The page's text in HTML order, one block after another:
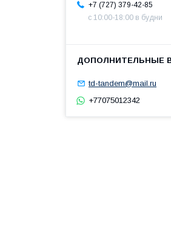
+7 (727) 379-42-85
с 10:00-18:00 в будни
td-tandem@mail.ru
+77075012342